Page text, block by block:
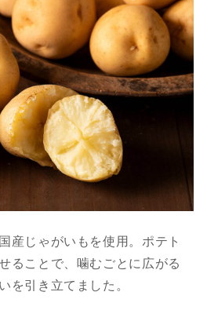
産じゃがいもを使用。ポテト
ることで、噛むごとに広がる
を引き立てました。